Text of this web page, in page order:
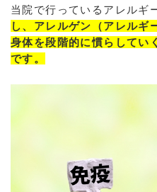
当院で行っているアレルギ
し、アレルゲン（アレルギ
身体を段階的に慣らしてい
です。